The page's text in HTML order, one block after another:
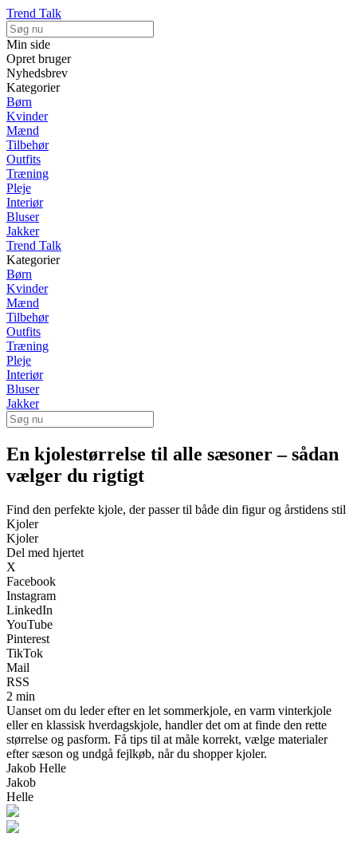
Trend Talk
Min side
Opret bruger
Nyhedsbrev
Kategorier
Børn
Kvinder
Mænd
Tilbehør
Outfits
Træning
Pleje
Interiør
Bluser
Jakker
Trend Talk
Kategorier
Børn
Kvinder
Mænd
Tilbehør
Outfits
Træning
Pleje
Interiør
Bluser
Jakker
En kjolestørrelse til alle sæsoner – sådan
vælger du rigtigt
Find den perfekte kjole, der passer til både din figur og årstidens stil
Kjoler
Kjoler
Del med hjertet
X
Facebook
Instagram
LinkedIn
YouTube
Pinterest
TikTok
Mail
RSS
2 min
Uanset om du leder efter en let sommerkjole, en varm vinterkjole
eller en klassisk hverdagskjole, handler det om at finde den rette
størrelse og pasform. Få tips til at måle korrekt, vælge materialer
efter sæson og undgå fejlkøb, når du shopper kjoler.
Jakob Helle
Jakob
Helle